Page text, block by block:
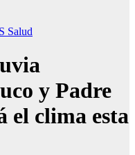
Salud
y Padre
el clima esta